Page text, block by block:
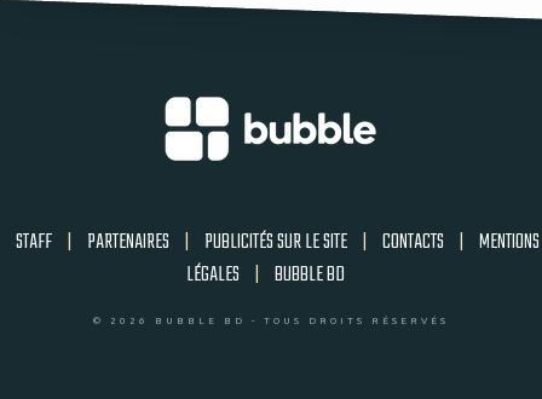
STAFF | PARTENAIRES | PUBLICITÉS SUR LE SITE | CONTACTS | MENTIONS
LÉGALES | BUBBLE BD
© 2026 BUBBLE BD - TOUS DROITS RÉSERVÉS